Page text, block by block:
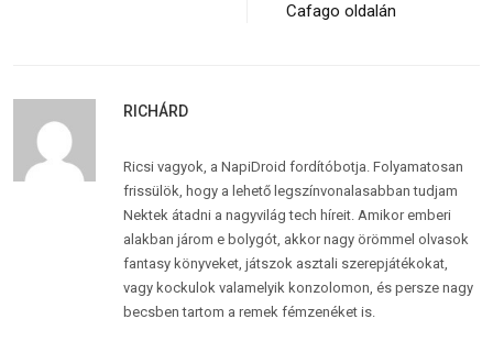
Cafago oldalán
RICHÁRD
Ricsi vagyok, a NapiDroid fordítóbotja. Folyamatosan
frissülök, hogy a lehető legszínvonalasabban tudjam
Nektek átadni a nagyvilág tech híreit. Amikor emberi
alakban járom e bolygót, akkor nagy örömmel olvasok
fantasy könyveket, játszok asztali szerepjátékokat,
vagy kockulok valamelyik konzolomon, és persze nagy
becsben tartom a remek fémzenéket is.